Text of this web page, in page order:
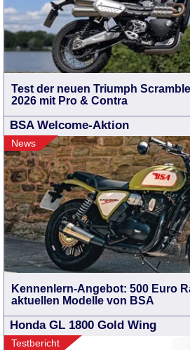
Test der neuen Triumph
2026 mit Pro & Contra
BSA Welcome-Aktion
News
Kennenlern-Angebot: 500 Euro
aktuellen Modelle von BSA
Honda GL 1800 Gold Wing
Testbericht